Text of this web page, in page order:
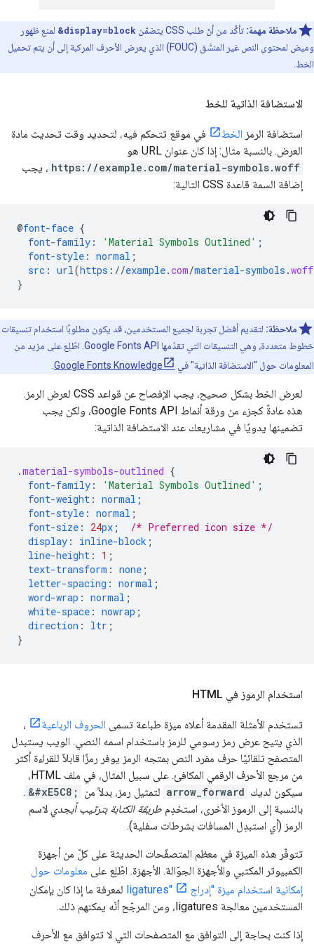
ملاحظة مهمة: تأكَّد من أنّ طلب CSS يتضمّن &display=block لمنع ظهور
وميض لمحتوى النص غير المنسَّق (FOUC) الذي يعرض الأحرف المركبة إلى أن يتم تحميل
الخط.
الاستضافة الذاتية للخط
استضافة الرمز الخط
في موقع تتحكم فيه، لتحديد وقت تحديث مادة
العرض. بالنسبة مثال: إذا كان عنوان URL هو
https://example.com/material-symbols.woff ، يجب
إضافة السمة قاعدة CSS التالية:
@font-face {
font-family : 'Material Symbols Outlined' ;
font-style : normal ;
src : url(https ://example.com/material-symbols .woff
}
ملاحظة: لتقديم أفضل تجربة لجميع المستخدمين، قد يكون مطلوبًا استخدام تنسيقات
خطوط متعددة، وهي التنسيقات التي تقدّمها Google Fonts API. اطّلِع على مزيد من
المعلومات حول "الاستضافة الذاتية" في
Google Fonts Knowledge
لعرض الخط بشكل صحيح، يجب الإفصاح عن قواعد CSS لعرض الرمز.
هذه عادةً كجزء من ورقة أنماط Google Fonts API، ولكن يجب
تضمينها يدويًا في مشاريعك عند الاستضافة الذاتية:
.material-symbols-outlined {
font-family : 'Material Symbols Outlined' ;
font-weight : normal ;
font-style : normal ;
font-size : 24px ;
/* Preferred icon size */
display : inline-block ;
line-height : 1 ;
text-transform : none ;
letter-spacing : normal ;
word-wrap : normal ;
white-space : nowrap ;
direction : ltr ;
}
استخدام الرموز في HTML
تستخدم الأمثلة المقدمة أعلاه ميزة طباعة تسمى الحروف الرباعية
،
الذي يتيح عرض رمز رسومي للرمز باستخدام اسمه النصي. الويب يستبدل
المتصفح تلقائيًا حرف مفرد النص بمتجه الرمز يوفر رمزًا قابلاً للقراءة أكثر
من مرجع الأحرف الرقمي المكافئ. على سبيل المثال، في ملف HTML،
سيكون لديك arrow_forward لتمثيل رمز، بدلاً من &#xE5C8;
.
بالنسبة إلى الرموز الأخرى، استخدِم طريقة الكتابة بترتيب أبجدي لاسم
الرمز (أي استبدِل المسافات بشرطات سفلية).
تتوفّر هذه الميزة في معظم المتصفّحات الحديثة على كلّ من أجهزة
الكمبيوتر المكتبي والأجهزة الجوّالة. الأجهزة. اطّلِع على معلومات حول
إمكانية استخدام ميزة "إدراج ligatures"
لمعرفة ما إذا كان بإمكان
المستخدمين معالجة ligatures، ومن المرجّح أنّه يمكنهم ذلك.
إذا كنت بحاجة إلى التوافق مع المتصفحات التي لا تتوافق مع الأحرف